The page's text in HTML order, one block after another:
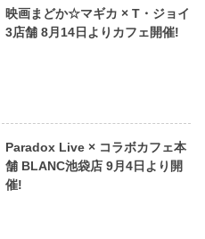
映画まどか☆マギカ × T・ジョイ
3店舗 8月14日よりカフェ開催!
Paradox Live × コラボカフェ本
舗 BLANC池袋店 9月4日より開
催!